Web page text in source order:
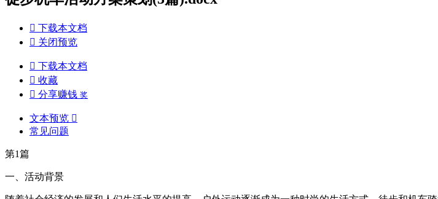
 下载本文档
 关闭预览
 下载本文档
 收藏
 分享赚钱 奖
文本预览 
常见问题
第1篇
一、活动背景